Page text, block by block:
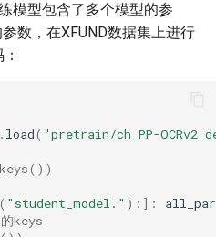
模型包含了多个模型的参
数，在XFUND数据集上进行
. load( "pretrain/ch_PP-
( "student_model." ):]:
keys